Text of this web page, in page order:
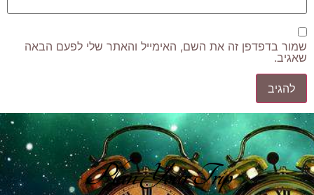
שמור בדפדפן זה את השם, האימייל והאתר שלי לפעם הבאה
שאגיב.
Plan Your Trip